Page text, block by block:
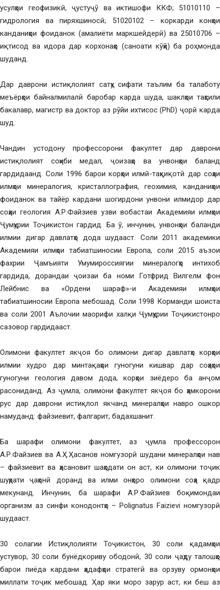
усулҳои геофизикӣ, ҷустуҷӯ ва иктишофи ККФ; 51010110 –
гидрология ва пиряхшиносӣ; 51020102 – коркарди конҳои
канданиҳои фоиданок (амалиёти маркшейдерӣ) ва 25010706 –
иқтисод ва идора дар корхонаҳо (саноати кӯҳӣ) ба роҳ монда
шуданд.
Дар даврони истиқлолият сатҳу сифати таълим ба талаботу
меъёрҳои байналмилалӣ баробар карда шуда, шаклҳои таҳсили
бакалавр, магистр ва доктор аз рӯйи ихтисос (PhD) ҷорӣ карда
шуд.
Чандин устодону профессорони факултет дар даврони
истиқлолият соҳиби медал, ҷоизаҳо ва унвонҳои баланд
гардидаанд. Соли 1996 барои корҳои илмӣ-таҳқиқотӣ дар соҳаи
илмҳои минералогия, кристаллография, геохимия, канданиҳои
фоиданок ва тайёр кардани шогирдони унвони илмидор дар
соҳаи геология А.Р.Файзиев узви вобастаи Академияи илмҳои
Ҷумҳурии Тоҷикистон гардид. Ба ӯ, инчунин, унвонҳои баланди
илмии дигар давлатҳо дода шудааст. Соли 2011 академики
Академияи илмҳои табиатшиносии Европа, соли 2015 аъзои
фахрии Ҷамъияти Умумироссиягии минералогҳо интихоб
гардида, дорандаи ҷоизаи ба номи Готфрид Вилгелм фон
Лейбнис ва «Ордени шараф»-и Академияи илмҳои
табиатшиносии Европа мебошад. Соли 1998 Корманди шоиста
ва соли 2001 Аълочии маорифи халқи Ҷумҳурии Тоҷикистонро
сазовор гардидааст.
Олимони факултет якҷоя бо олимони дигар давлатҳо корҳои
илмии худро дар минтақаҳои гуногуни кишвар дар соҳаҳои
гуногуни геология давом дода, корҳои зиёдеро ба анҷом
расониданд. Аз ҷумла, олимони факултет якҷоя бо ҳамкорони
рус дар даврони истиқлол якчанд минералҳои навро ошкор
намуданд: файзиевит, фалгарит, бадахшанит.
Ба шарафи олимони факултет, аз ҷумла профессорон
А.Р.Файзиев ва А.Ҳ.Ҳасанов номгузорӣ шудани минералҳои нав
– файзиевит ва ҳасановит шаҳодати он аст, ки олимони тоҷик
шуҳрати ҷаҳонӣ доранд ва илми онҳоро олимони соҳа қадр
мекунанд. Инчунин, ба шарафи А.Р.Файзиев боқимондаи
организм аз синфи конодонтҳо – Polignatus Faizievi номгузорӣ
шудааст.
30 солагии Истиқлолияти Тоҷикистон, 30 соли қадамҳои
устувор, 30 соли бунёдкориву ободонӣ, 30 соли ҷаҳду талошҳо
барои пиёда кардани ҳадафҳои стратегӣ ва орзуву ормонҳои
миллати тоҷик мебошад. Ҳар яки моро зарур аст, ки беш аз